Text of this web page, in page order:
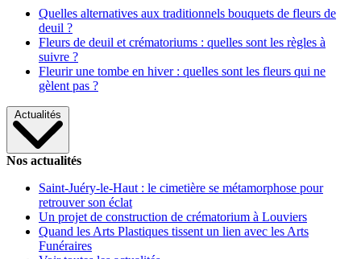
Quelles alternatives aux traditionnels bouquets de fleurs de
deuil ?
Fleurs de deuil et crématoriums : quelles sont les règles à
suivre ?
Fleurir une tombe en hiver : quelles sont les fleurs qui ne
gèlent pas ?
Actualités
Nos actualités
Saint-Juéry-le-Haut : le cimetière se métamorphose pour
retrouver son éclat
Un projet de construction de crématorium à Louviers
Quand les Arts Plastiques tissent un lien avec les Arts
Funéraires